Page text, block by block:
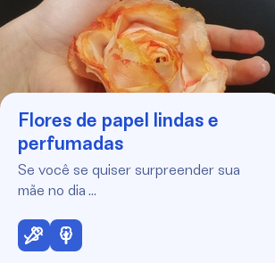
Flores de papel lindas e
perfumadas
Se você se quiser surpreender sua
mãe no dia …